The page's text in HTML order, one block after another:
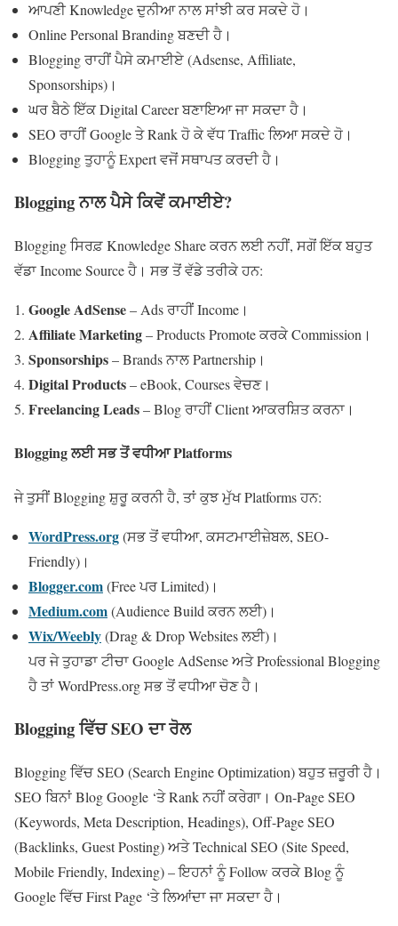
ਆਪਣੀ Knowledge ਦੁਨੀਆ ਨਾਲ ਸਾਂਝੀ ਕਰ ਸਕਦੇ ਹੋ।
Online Personal Branding ਬਣਦੀ ਹੈ।
Blogging ਰਾਹੀਂ ਪੈਸੇ ਕਮਾਈਏ (Adsense, Affiliate,
Sponsorships)।
ਘਰ ਬੈਠੇ ਇੱਕ Digital Career ਬਣਾਇਆ ਜਾ ਸਕਦਾ ਹੈ।
SEO ਰਾਹੀਂ Google ਤੇ Rank ਹੋ ਕੇ ਵੱਧ Traffic ਲਿਆ ਸਕਦੇ ਹੋ।
Blogging ਤੁਹਾਨੂੰ Expert ਵਜੋਂ ਸਥਾਪਤ ਕਰਦੀ ਹੈ।
Bloggingਨਾਲ ਪੈਸੇ ਕਿਵੇਂ ਕਮਾਈਏ?
Blogging ਸਿਰਫ਼ Knowledge Share ਕਰਨ ਲਈ ਨਹੀਂ, ਸਗੋਂ ਇੱਕ ਬਹੁਤ
ਵੱਡਾ Income Source ਹੈ। ਸਭ ਤੋਂ ਵੱਡੇ ਤਰੀਕੇ ਹਨ:
Google AdSense– Ads ਰਾਹੀਂ Income।
Affiliate Marketing– Products Promote ਕਰਕੇ Commission।
Sponsorships– Brands ਨਾਲ Partnership।
Digital Products– eBook, Courses ਵੇਚਣ।
Freelancing Leads– Blog ਰਾਹੀਂ Client ਆਕਰਸ਼ਿਤ ਕਰਨਾ।
Bloggingਲਈ ਸਭ ਤੋਂ ਵਧੀਆPlatforms
ਜੇ ਤੁਸੀਂ Blogging ਸ਼ੁਰੂ ਕਰਨੀ ਹੈ, ਤਾਂ ਕੁਝ ਮੁੱਖ Platforms ਹਨ:
WordPress.org(ਸਭ ਤੋਂ ਵਧੀਆ, ਕਸਟਮਾਈਜ਼ੇਬਲ, SEO-
Friendly)।
Blogger.com(Free ਪਰ Limited)।
Medium.com(Audience Build ਕਰਨ ਲਈ)।
Wix/Weebly(Drag & Drop Websites ਲਈ)।
ਪਰ ਜੇ ਤੁਹਾਡਾ ਟੀਚਾ Google AdSense ਅਤੇ Professional Blogging
ਹੈ ਤਾਂ WordPress.org ਸਭ ਤੋਂ ਵਧੀਆ ਚੋਣ ਹੈ।
BloggingਵਿੱਚSEOਦਾ ਰੋਲ
Blogging ਵਿੱਚ SEO (Search Engine Optimization) ਬਹੁਤ ਜ਼ਰੂਰੀ ਹੈ।
SEO ਬਿਨਾਂ Blog Google ‘ਤੇ Rank ਨਹੀਂ ਕਰੇਗਾ। On-Page SEO
(Keywords, Meta Description, Headings), Off-Page SEO
(Backlinks, Guest Posting) ਅਤੇ Technical SEO (Site Speed,
Mobile Friendly, Indexing) – ਇਹਨਾਂ ਨੂੰ Follow ਕਰਕੇ Blog ਨੂੰ
Google ਵਿੱਚ First Page ‘ਤੇ ਲਿਆਂਦਾ ਜਾ ਸਕਦਾ ਹੈ।